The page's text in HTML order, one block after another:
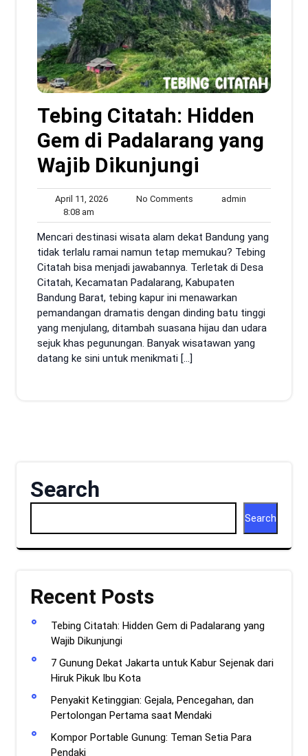
Tebing Citatah: Hidden
Gem di Padalarang yang
Wajib Dikunjungi
April 11, 2026April
2026
No Comments admin
8:08 am
am
Mencari destinasi wisata alam dekat Bandung yang
tidak terlalu ramai namun tetap memukau? Tebing
Citatah bisa menjadi jawabannya. Terletak di Desa
Citatah, Kecamatan Padalarang, Kabupaten
Bandung Barat, tebing kapur ini menawarkan
pemandangan dramatis dengan dinding batu tinggi
yang menjulang, ditambah suasana hijau dan udara
sejuk khas pegunungan. Banyak wisatawan yang
datang ke sini untuk menikmati […]
Search
Search
Recent Posts
Tebing Citatah: Hidden Gem di Padalarang yang
Wajib Dikunjungi
7 Gunung Dekat Jakarta untuk Kabur Sejenak dari
Hiruk Pikuk Ibu Kota
Penyakit Ketinggian: Gejala, Pencegahan, dan
Pertolongan Pertama saat Mendaki
Kompor Portable Gunung: Teman Setia Para
Pendaki